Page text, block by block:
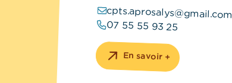
cpts.aprosalys@gmail.com
07 55 55 93 25
En savoir +